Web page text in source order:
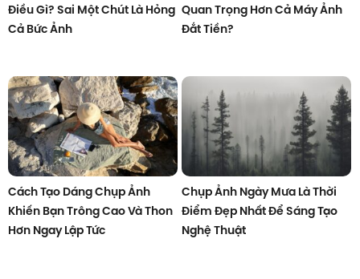
Điều Gì? Sai Một Chút Là Hỏng
Cả Bức Ảnh
Quan Trọng Hơn Cả Máy Ảnh
Đắt Tiền?
Cách Tạo Dáng Chụp Ảnh
Khiến Bạn Trông Cao Và Thon
Hơn Ngay Lập Tức
Chụp Ảnh Ngày Mưa Là Thời
Điểm Đẹp Nhất Để Sáng Tạo
Nghệ Thuật